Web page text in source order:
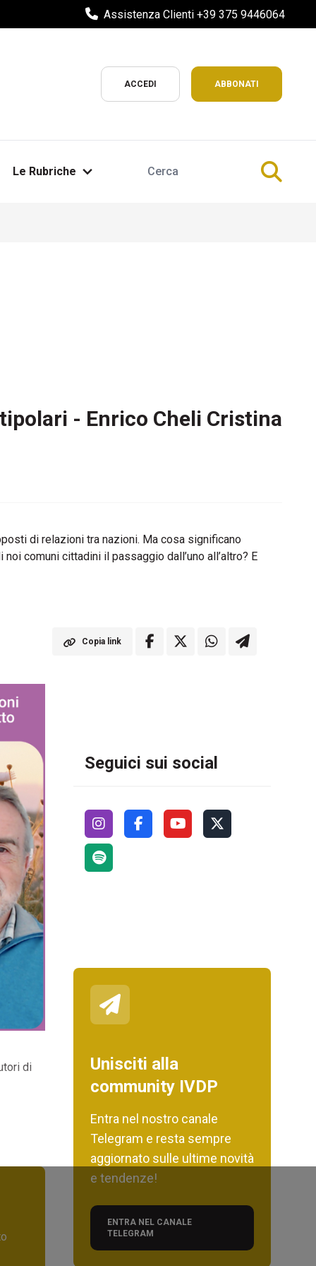
Assistenza Clienti +39 375 9446064
ACCEDI ABBONATI
Le Rubriche
- Enrico Cheli Cristina
di relazioni tra nazioni. Ma cosa significano
comuni cittadini il passaggio dall’uno all’altro? E
Copia link
di
Seguici sui social
Unisciti alla
community IVDP
Entra nel nostro canale
Telegram e resta sempre
aggiornato sulle ultime novità
e tendenze!
ENTRA NEL CANALE
TELEGRAM